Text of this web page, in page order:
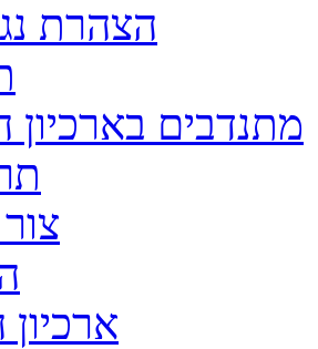
הצהרת
מתנדבים בארכיון